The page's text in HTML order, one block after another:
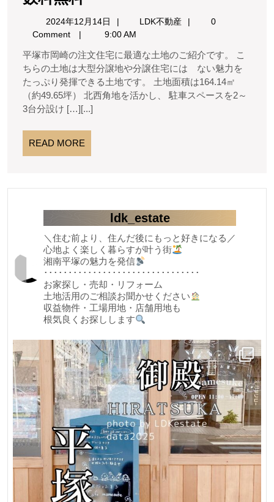
数
料
無
料
ご
約
あ
り
が
う
し
た
★★★
平
塚
市
岡
崎
庭
で
BBQ
バ
イ
ク
ガ
2024年12月14日 2024
年
月
14
日
LDK不動産LDK
産
0
Comment
9:00 AM
平塚市岡崎の注文住宅に最適な土地のご紹介です。 こ
ちらの土地は大型分譲地や分譲住宅には ない魅力を
たっぷり発揮できる土地です。 土地面積は164.14㎡
（約49.65坪） 北西角地を活かし、 駐車スペースを2～
3台分設け […][...]
READ MORE
MORE
ldk_estate
＼住む前より、住んだ後にもっと好きになる／
心地よく楽しく暮らすが叶う街
湘南平塚の魅力を発信
････････････････････････････････
お家探し・売却・リフォーム
土地活用のご相談お聞かせください
収益物件・工場用地・店舗用地も
根気良くお探しします